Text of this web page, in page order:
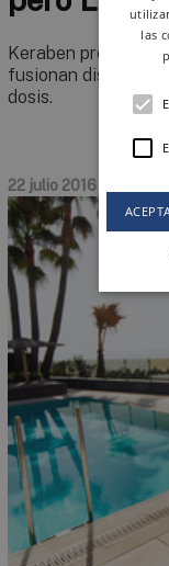
Keraben presenta
fusionan diseño,
dosis.
22 julio 2016
las